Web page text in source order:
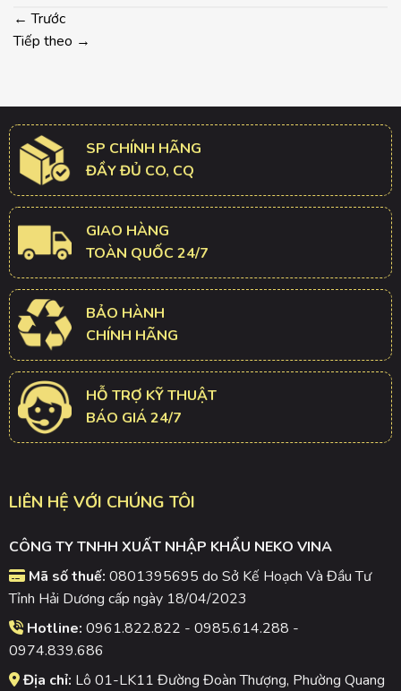
← Trước
Tiếp theo →
SP CHÍNH HÃNG
ĐẦY ĐỦ CO, CQ
GIAO HÀNG
TOÀN QUỐC 24/7
BẢO HÀNH
CHÍNH HÃNG
HỖ TRỢ KỸ THUẬT
BÁO GIÁ 24/7
LIÊN HỆ VỚI CHÚNG TÔI
CÔNG TY TNHH XUẤT NHẬP KHẨU NEKO VINA
Mã số thuế: 0801395695 do Sở Kế Hoạch Và Đầu Tư
Tỉnh Hải Dương cấp ngày 18/04/2023
Hotline: 0961.822.822 - 0985.614.288 -
0974.839.686
Địa chỉ: Lô 01-LK11 Đường Đoàn Thượng, Phường Quang